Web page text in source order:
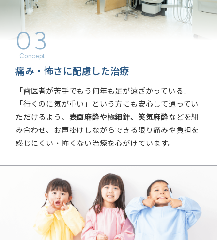
03
痛み・怖さに配慮した治療
「歯医者が苦手でもう何年も足が遠ざかっている」
「行くのに気が重い」という方にも安心して通ってい
ただけるよう、 表面麻酔や極細針、笑気麻酔などを組
み合わせ、お声掛けしながらできる限り痛みや負担を
感じにくい・怖くない治療を心がけています。